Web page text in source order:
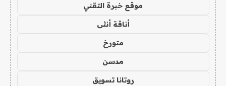
موقع خبرة التقني
أناقة أنثى
متورخ
مدسن
روتانا تسويق